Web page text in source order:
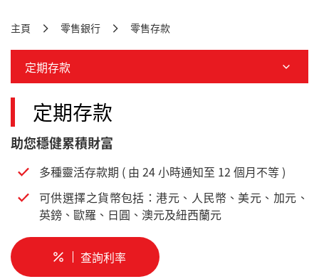
主頁 零售銀行 零售存款
定期存款
定期存款
助您穩健累積財富
多種靈活存款期 ( 由 24 小時通知至 12 個月不等 )
可供選擇之貨幣包括：港元、人民幣、美元、加元、
英鎊、歐羅、日圓、澳元及紐西蘭元
查詢利率